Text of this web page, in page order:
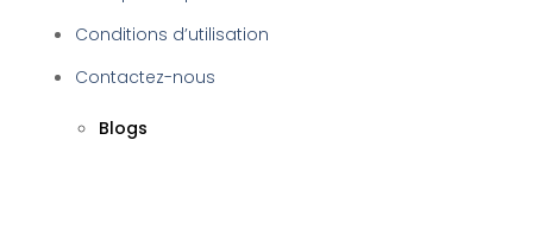
Conditions d’utilisation
Contactez-nous
Blogs